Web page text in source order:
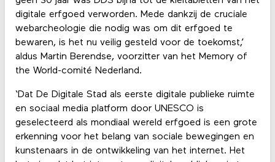
digitale erfgoed verworden. Mede dankzij de cruciale
webarcheologie die nodig was om dit erfgoed te
bewaren, is het nu veilig gesteld voor de toekomst,’
aldus Martin Berendse, voorzitter van het Memory of
the World-comité Nederland.
‘Dat De Digitale Stad als eerste digitale publieke ruimte
en sociaal media platform door UNESCO is
geselecteerd als mondiaal wereld erfgoed is een grote
erkenning voor het belang van sociale bewegingen en
kunstenaars in de ontwikkeling van het internet. Het